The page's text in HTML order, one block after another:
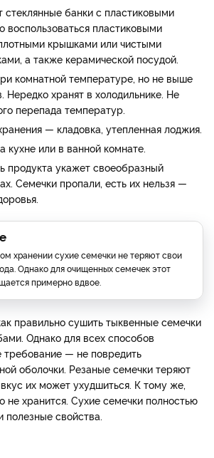
стеклянные банки с пластиковыми
пластиковыми
крышками или чистыми
а также керамической посудой.
комнатной температуре, но не выше
Нередко хранят в холодильнике. Не
перепада температур.
— кладовка, утепленная лоджия.
кухне или в ванной комнате.
продукта укажет своеобразный
Семечки пропали, есть их нельзя —
хранении сухие семечки не теряют свои
Однако для очищенных семечек этот
примерно вдвое.
правильно сушить тыквенные семечки
Однако для всех способов
требование — не повредить
оболочки. Резаные семечки теряют
их может ухудшиться. К тому же,
не хранится. Сухие семечки полностью
свойства.